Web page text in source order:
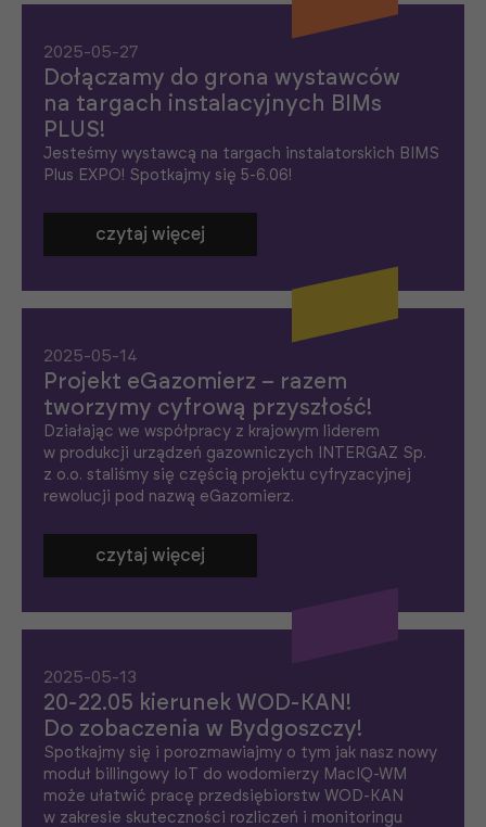
2025-05-27
Dołączamy do grona wystawców
na targach instalacyjnych BIMs
PLUS!
Jesteśmy wystawcą na targach instalatorskich BIMS
Plus EXPO! Spotkajmy się 5-6.06!
czytaj więcej
2025-05-14
Projekt eGazomierz – razem
tworzymy cyfrową przyszłość!
Działając we współpracy z krajowym liderem
w produkcji urządzeń gazowniczych INTERGAZ Sp.
z o.o. staliśmy się częścią projektu cyfryzacyjnej
rewolucji pod nazwą eGazomierz.
czytaj więcej
2025-05-13
20-22.05 kierunek WOD-KAN!
Do zobaczenia w Bydgoszczy!
Spotkajmy się i porozmawiajmy o tym jak nasz nowy
moduł billingowy IoT do wodomierzy MacIQ-WM
może ułatwić pracę przedsiębiorstw WOD-KAN
w zakresie skuteczności rozliczeń i monitoringu